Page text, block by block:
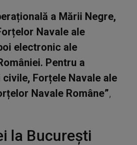
a Mării Negre,
Navale ale
electronic ale
Pentru a
Forțele Navale ale
Navale Române”,
la București